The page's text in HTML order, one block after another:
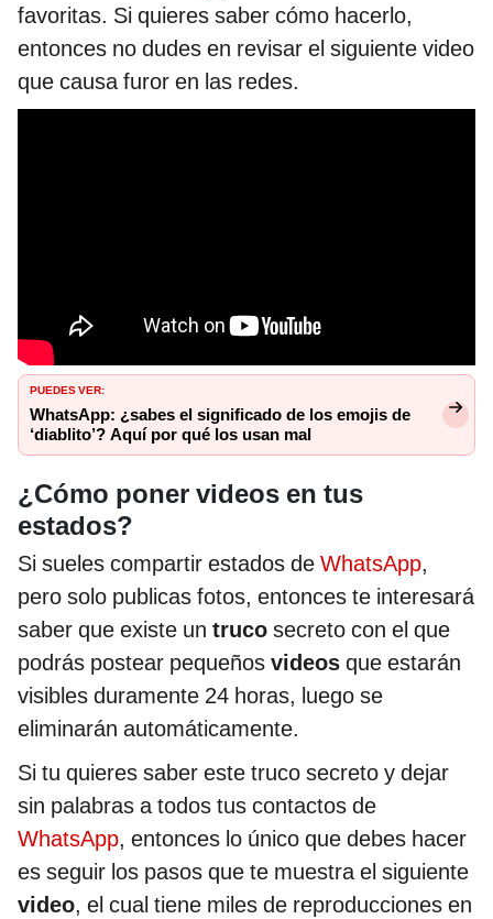
favoritas. Si quieres saber cómo hacerlo,
entonces no dudes en revisar el siguiente video
que causa furor en las redes.
PUEDES VER:
WhatsApp: ¿sabes el significado de los emojis de
‘diablito’? Aquí por qué los usan mal
¿Cómo poner videos en tus
estados?
Si sueles compartir estados de WhatsApp,
pero solo publicas fotos, entonces te interesará
saber que existe un truco secreto con el que
podrás postear pequeños videos que estarán
visibles duramente 24 horas, luego se
eliminarán automáticamente.
Si tu quieres saber este truco secreto y dejar
sin palabras a todos tus contactos de
WhatsApp, entonces lo único que debes hacer
es seguir los pasos que te muestra el siguiente
video, el cual tiene miles de reproducciones en